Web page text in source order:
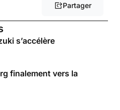
Partager
s’accélère
finalement vers la